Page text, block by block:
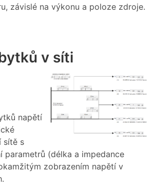
závislé na výkonu a poloze zdroje.
v síti
napětí
sítě s
parametrů (délka a impedance
zobrazením napětí v